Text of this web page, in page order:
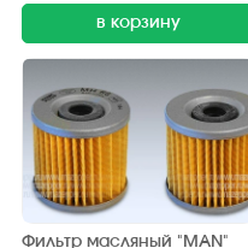
в корзину
Фильтр масляный "MAN"